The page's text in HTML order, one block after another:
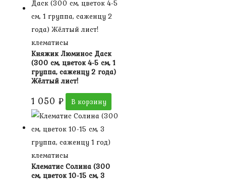
клематисы
Княжик Люминос Даск
(300 см, цветок 4-5 см, 1
группа, саженцу 2 года)
Жёлтый лист!
1 050 ₽ В корзину
клематисы
Клематис Солина (300
см, цветок 10-15 см, 3